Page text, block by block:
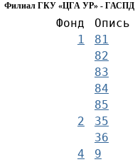
Филиал ГКУ «ЦГА УР» - ГАСПД
Фонд
Опись
1
81
82
83
84
85
2
35
36
4
9